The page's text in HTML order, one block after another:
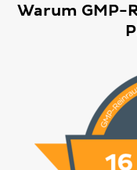
Warum GMP-